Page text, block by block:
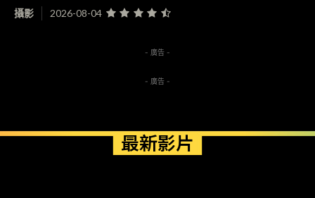
攝影 2026-08-04
- 廣告 -
- 廣告 -
最新影片